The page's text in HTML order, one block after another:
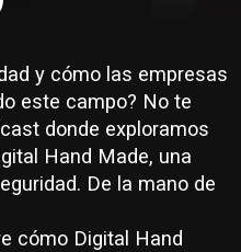
y cómo las empresas
este campo? No te
donde exploramos
Hand Made, una
De la mano de
cómo Digital Hand